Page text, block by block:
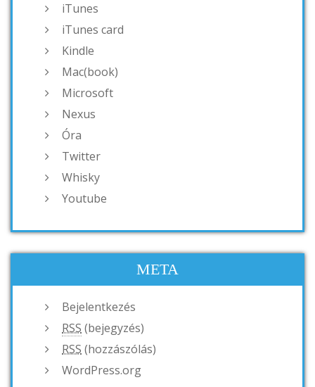
iTunes
iTunes card
Kindle
Mac(book)
Microsoft
Nexus
Óra
Twitter
Whisky
Youtube
META
Bejelentkezés
RSS (bejegyzés)
RSS (hozzászólás)
WordPress.org